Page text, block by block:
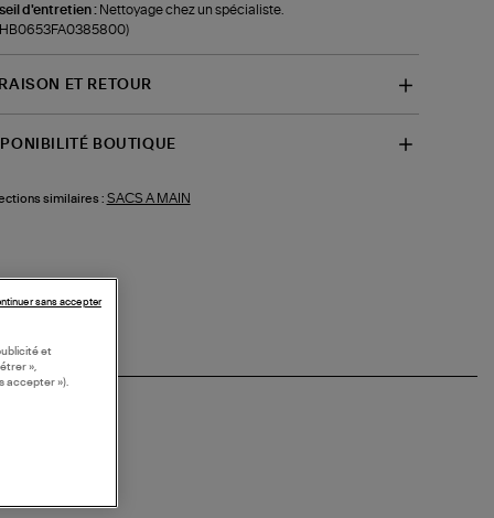
d'entretien : Nettoyage chez un spécialiste.
ET RETOUR
BOUTIQUE
similaires : SACS A MAIN
et
»,
accepter »).
sans accepter